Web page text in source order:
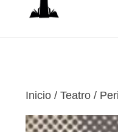
Inicio / Teatro /